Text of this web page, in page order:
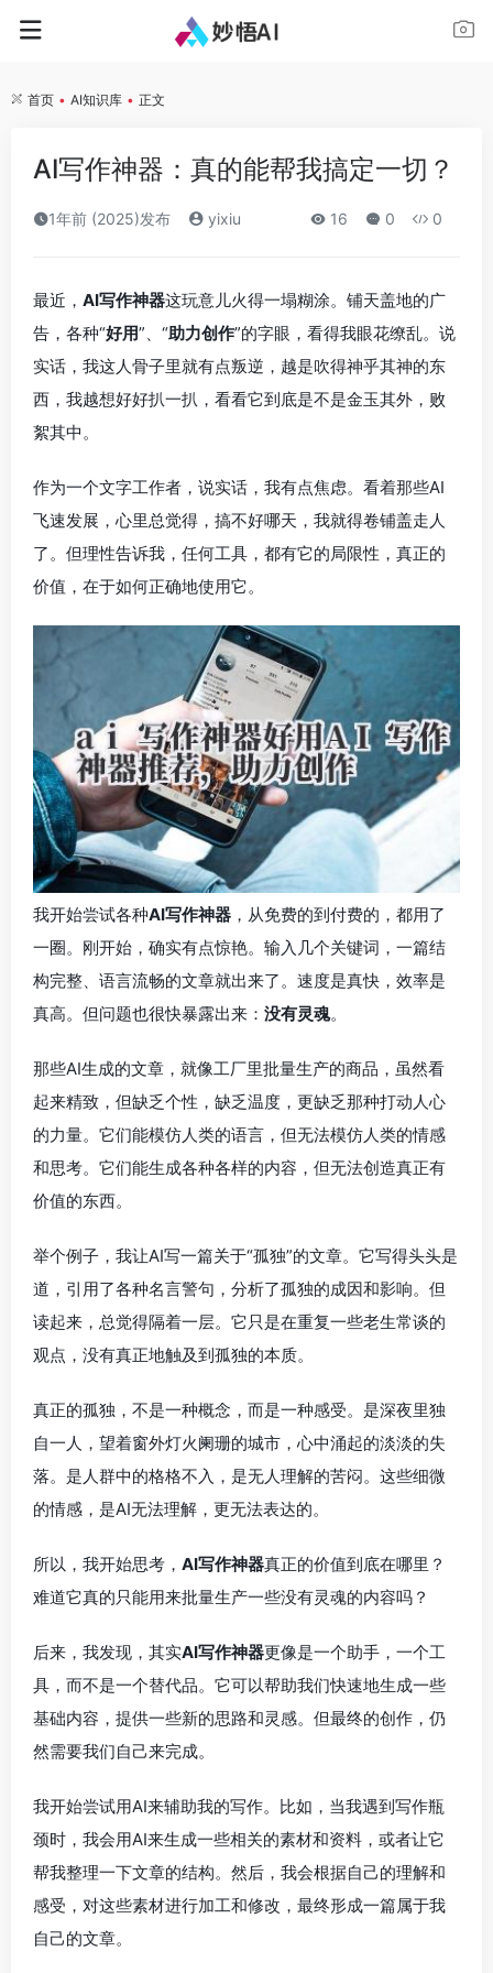
首页 • AI知识库 • 正文
AI写作神器：真的能帮我搞定一切？
1年前 (2025)发布 yixiu 16 0 0
最近， AI写作神器这玩意儿火得一塌糊涂。铺天盖地的广
告，各种“好用”、“助力创作”的字眼，看得我眼花缭乱。说
实话，我这人骨子里就有点叛逆，越是吹得神乎其神的东
西，我越想好好扒一扒，看看它到底是不是金玉其外，败
絮其中。
作为一个文字工作者，说实话，我有点焦虑。看着那些AI
飞速发展，心里总觉得，搞不好哪天，我就得卷铺盖走人
了。但理性告诉我，任何工具，都有它的局限性，真正的
价值，在于如何正确地使用它。
我开始尝试各种AI写作神器 ，从免费的到付费的，都用了
一圈。刚开始，确实有点惊艳。输入几个关键词，一篇结
构完整、语言流畅的文章就出来了。速度是真快，效率是
真高。但问题也很快暴露出来： 没有灵魂。
那些AI生成的文章，就像工厂里批量生产的商品，虽然看
起来精致，但缺乏个性，缺乏温度，更缺乏那种打动人心
的力量。它们能模仿人类的语言，但无法模仿人类的情感
和思考。它们能生成各种各样的内容，但无法创造真正有
价值的东西。
举个例子，我让AI写一篇关于“孤独”的文章。它写得头头是
道，引用了各种名言警句，分析了孤独的成因和影响。但
读起来，总觉得隔着一层。它只是在重复一些老生常谈的
观点，没有真正地触及到孤独的本质。
真正的孤独，不是一种概念，而是一种感受。是深夜里独
自一人，望着窗外灯火阑珊的城市，心中涌起的淡淡的失
落。是人群中的格格不入，是无人理解的苦闷。这些细微
的情感，是AI无法理解，更无法表达的。
所以，我开始思考， AI写作神器真正的价值到底在哪里？
难道它真的只能用来批量生产一些没有灵魂的内容吗？
后来，我发现，其实AI写作神器更像是一个助手，一个工
具，而不是一个替代品。它可以帮助我们快速地生成一些
基础内容，提供一些新的思路和灵感。但最终的创作，仍
然需要我们自己来完成。
我开始尝试用AI来辅助我的写作。比如，当我遇到写作瓶
颈时，我会用AI来生成一些相关的素材和资料，或者让它
帮我整理一下文章的结构。然后，我会根据自己的理解和
感受，对这些素材进行加工和修改，最终形成一篇属于我
自己的文章。